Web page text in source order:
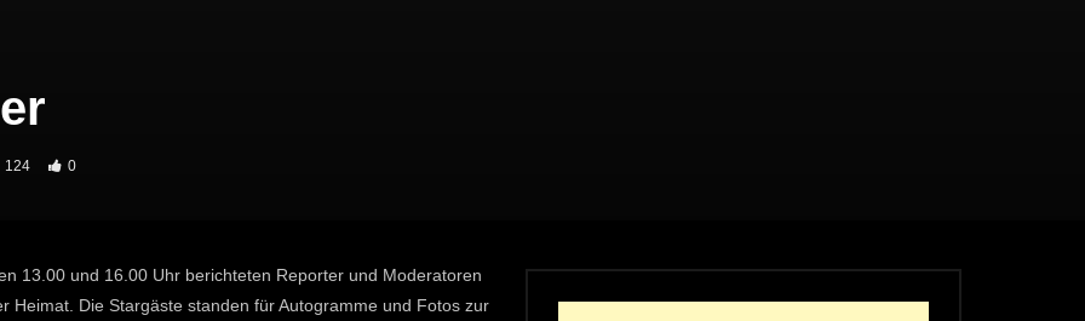
124 0
13.00 und 16.00 Uhr berichteten Reporter und Moderatoren
Heimat. Die Stargäste standen für Autogramme und Fotos zur